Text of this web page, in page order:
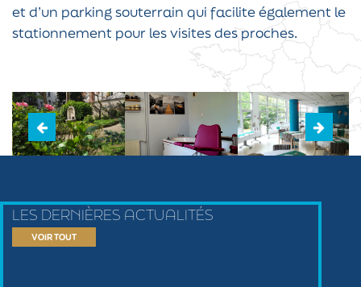
et d’un parking souterrain qui facilite également le
stationnement pour les visites des proches.
LES DERNIÈRES ACTUALITÉS
VOIR TOUT